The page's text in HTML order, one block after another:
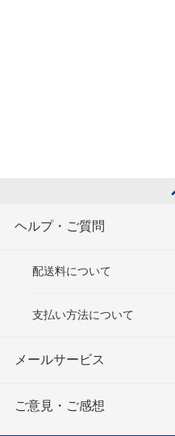
ヘルプ・ご質問
配送料について
支払い方法について
メールサービス
ご意見・ご感想